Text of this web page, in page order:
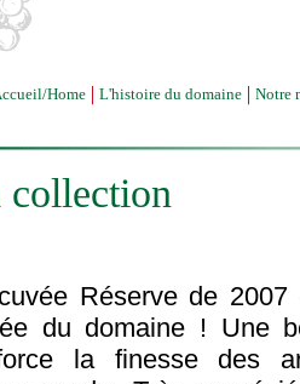
Home L'histoire du domaine Notre
collection
Réserve de 2007
du domaine ! Une
la finesse des